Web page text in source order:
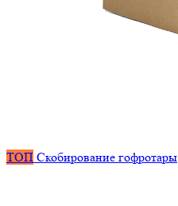
ТОП Скобирование гофротары